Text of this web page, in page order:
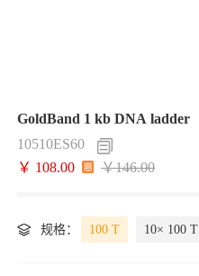
GoldBand 1 kb DNA ladder
10510ES60
￥ 108.00
￥146.00
规格： 100 T 10× 100 T